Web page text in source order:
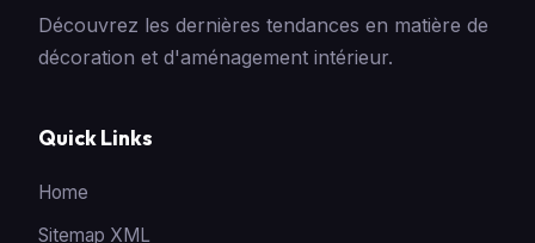
Découvrez les dernières tendances en matière de
décoration et d'aménagement intérieur.
Quick Links
Home
Sitemap XML